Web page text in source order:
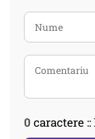
0 caractere